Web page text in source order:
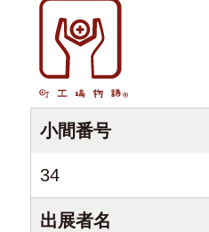
小間番号
34
出展者名